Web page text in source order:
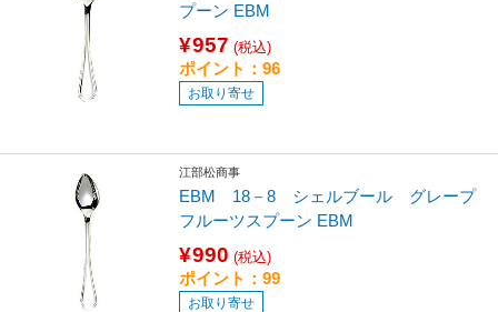
プーン EBM
¥957 (税込)
ポイント：96
お取り寄せ
江部松商事
EBM 18－8 シェルブール グレープ
フルーツスプーン EBM
¥990 (税込)
ポイント：99
お取り寄せ